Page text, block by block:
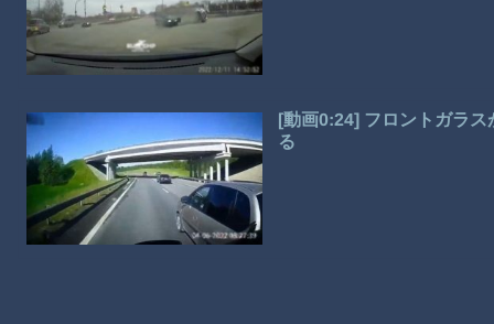
[動画0:24] フロントガラ
る